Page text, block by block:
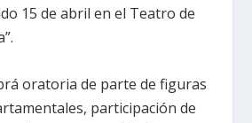
15 de abril en el Teatro de
oratoria de parte de figuras
participación de